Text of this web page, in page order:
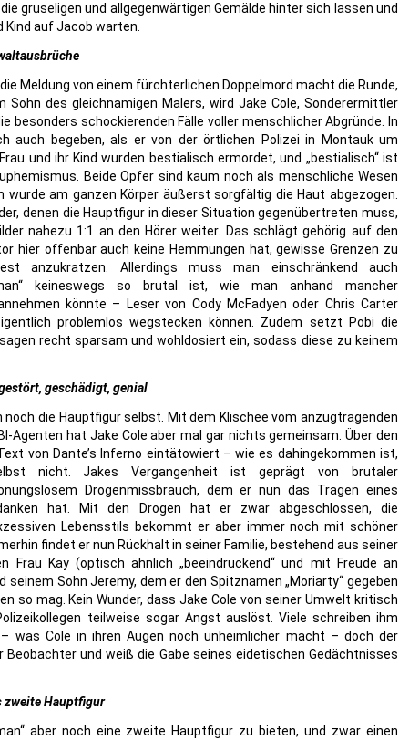
gruseligen und allgegenwärtigen Gemälde hinter sich lassen und
Kind auf Jacob warten.
Meldung von einem fürchterlichen Doppelmord macht die Runde,
Sohn des gleichnamigen Malers, wird Jake Cole, Sonderermittler
besonders schockierenden Fälle voller menschlicher Abgründe. In
auch begeben, als er von der örtlichen Polizei in Montauk um
und ihr Kind wurden bestialisch ermordet, und „bestialisch“ ist
Beide Opfer sind kaum noch als menschliche Wesen
wurde am ganzen Körper äußerst sorgfältig die Haut abgezogen.
denen die Hauptfigur in dieser Situation gegenübertreten muss,
nahezu 1:1 an den Hörer weiter. Das schlägt gehörig auf den
hier offenbar auch keine Hemmungen hat, gewisse Grenzen zu
anzukratzen. Allerdings muss man einschränkend auch
keineswegs so brutal ist, wie man anhand mancher
könnte – Leser von Cody McFadyen oder Chris Carter
problemlos wegstecken können. Zudem setzt Pobi die
recht sparsam und wohldosiert ein, sodass diese zu keinem
geschädigt, genial
die Hauptfigur selbst. Mit dem Klischee vom anzugtragenden
Agenten hat Jake Cole aber mal gar nichts gemeinsam. Über den
von Dante’s Inferno eintätowiert – wie es dahingekommen ist,
nicht. Jakes Vergangenheit ist geprägt von brutaler
Drogenmissbrauch, dem er nun das Tragen eines
hat. Mit den Drogen hat er zwar abgeschlossen, die
Lebensstils bekommt er aber immer noch mit schöner
findet er nun Rückhalt in seiner Familie, bestehend aus seiner
Frau Kay (optisch ähnlich „beeindruckend“ und mit Freude an
seinem Sohn Jeremy, dem er den Spitznamen „Moriarty“ gegeben
so mag. Kein Wunder, dass Jake Cole von seiner Umwelt kritisch
teilweise sogar Angst auslöst. Viele schreiben ihm
was Cole in ihren Augen noch unheimlicher macht – doch der
und weiß die Gabe seines eidetischen Gedächtnisses
zweite Hauptfigur
aber noch eine zweite Hauptfigur zu bieten, und zwar einen